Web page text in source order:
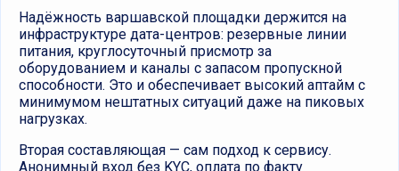
Надёжность варшавской площадки держится на
инфраструктуре дата-центров: резервные линии
питания, круглосуточный присмотр за
оборудованием и каналы с запасом пропускной
способности. Это и обеспечивает высокий аптайм с
минимумом нештатных ситуаций даже на пиковых
нагрузках.
Вторая составляющая — сам подход к сервису.
Анонимный вход без KYC, оплата по факту